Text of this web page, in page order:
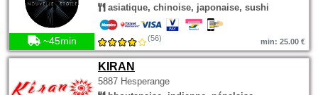
asiatique, chinoise, japonaise, sushi
~45min (56) min: 25.00 €
KIRAN
5887 Hesperange